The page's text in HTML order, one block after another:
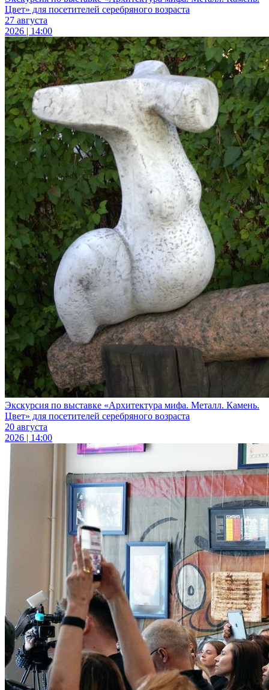
Цвет» для посетителей серебряного возраста
27 августа
2026 | 14:00
Экскурсия по выставке «Архитектура мифа. Металл. Камень.
Цвет» для посетителей серебряного возраста
20 августа
2026 | 14:00